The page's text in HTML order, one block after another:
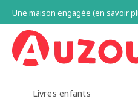
Une maison engagée (en savoir
Livres enfants